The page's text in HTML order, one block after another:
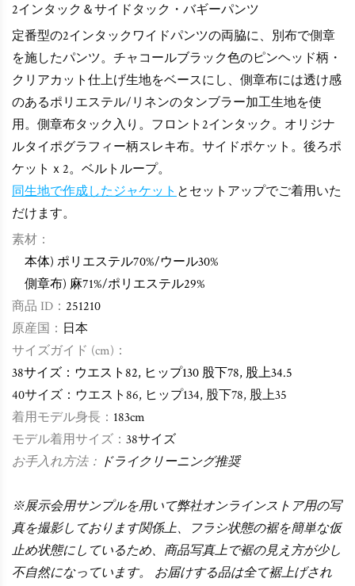
2インタック＆サイドタック・バギーパンツ
定番型の2インタックワイドパンツの両脇に、別布で側章
を施したパンツ。チャコールブラック色のピンヘッド柄・
クリアカット仕上げ生地をベースにし、側章布には透け感
のあるポリエステル/リネンのタンブラー加工生地を使
用。側章布タック入り。フロント2インタック。 オリジナ
ルタイポグラフィー柄スレキ布。サイドポケット。後ろポ
ケットｘ2。ベルトループ。
同生地で作成したジャケット とセットアップでご着用いた
だけます。
素材：
本体) ポリエステル70%/ウール30%
側章布) 麻71%/ポリエステル29%
商品 ID： 251210
原産国： 日本
サイズガイド (cm)：
38サイズ：ウエスト82, ヒップ130 股下78, 股上34.5
40サイズ：ウエスト86, ヒップ134, 股下78, 股上35
着用モデル身長： 183cm
モデル着用サイズ： 38サイズ
お手入れ方法： ドライクリーニング推奨
※展示会用サンプルを用いて弊社オンラインストア用の写
真を撮影しております関係上、フラシ状態の裾を簡単な仮
止め状態にしているため、商品写真上で裾の見え方が少し
不自然になっています。 お届けする品は全て裾上げされ